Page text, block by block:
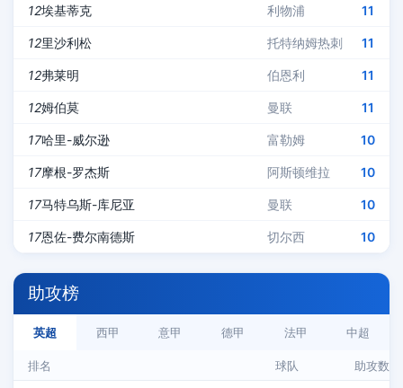
12埃基蒂克 利物浦 11
12里沙利松 托特纳姆热刺 11
12弗莱明 伯恩利 11
12姆伯莫 曼联 11
17哈里-威尔逊 富勒姆 10
17摩根-罗杰斯 阿斯顿维拉 10
17马特乌斯-库尼亚 曼联 10
17恩佐-费尔南德斯 切尔西 10
助攻榜
英超 西甲 意甲 德甲 法甲 中超
排名 球队 助攻数